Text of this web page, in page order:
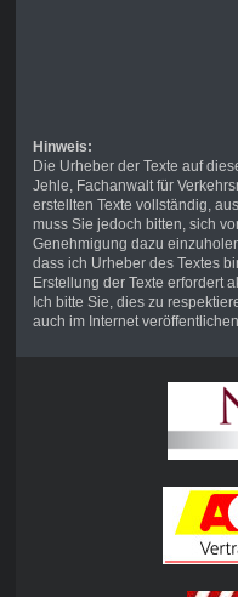
Hinweis:
Die Urheber der Texte auf
Jehle, Fachanwalt für
erstellten Texte vollständig,
muss Sie jedoch bitten, sich
Genehmigung dazu
dass ich Urheber des Textes
Erstellung der Texte erfordert
Ich bitte Sie, dies zu
auch im Internet